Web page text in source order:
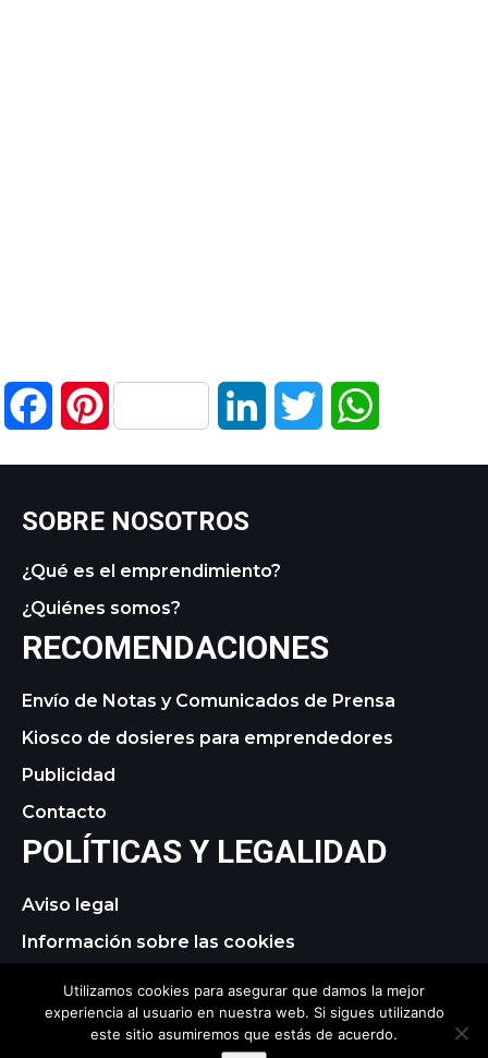
FacebookPinterest LinkedIn Twitter
SOBRE NOSOTROS
¿Qué es el emprendimiento?
¿Quiénes somos?
RECOMENDACIONES
Envío de Notas y Comunicados de Prensa
Kiosco de dosieres para emprendedores
Publicidad
Contacto
POLÍTICAS Y LEGALIDAD
Aviso legal
Información sobre las cookies
© 2021 tagDiv. All Rights Reserved. Made with Newspaper
Utilizamos cookies para asegurar que damos la mejor
experiencia al usuario en nuestra web. Si sigues utilizando
este sitio asumiremos que estás de acuerdo.